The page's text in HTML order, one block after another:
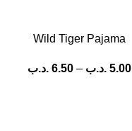
Wild Tiger Pajama
5.00 .د.ب –
6.50 .د.ب